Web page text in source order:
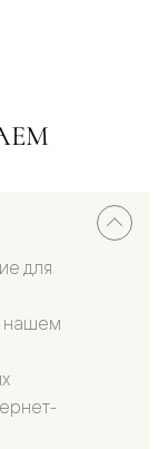
для
нашем